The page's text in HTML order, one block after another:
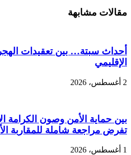
مقالات مشابهة
أحداث سبتة… بين تعقيدات
الإقليمي
2 أغسطس، 2026
بين حماية الأمن وصون الكرامة
تفرض مراجعة شاملة للمقاربة
1 أغسطس، 2026